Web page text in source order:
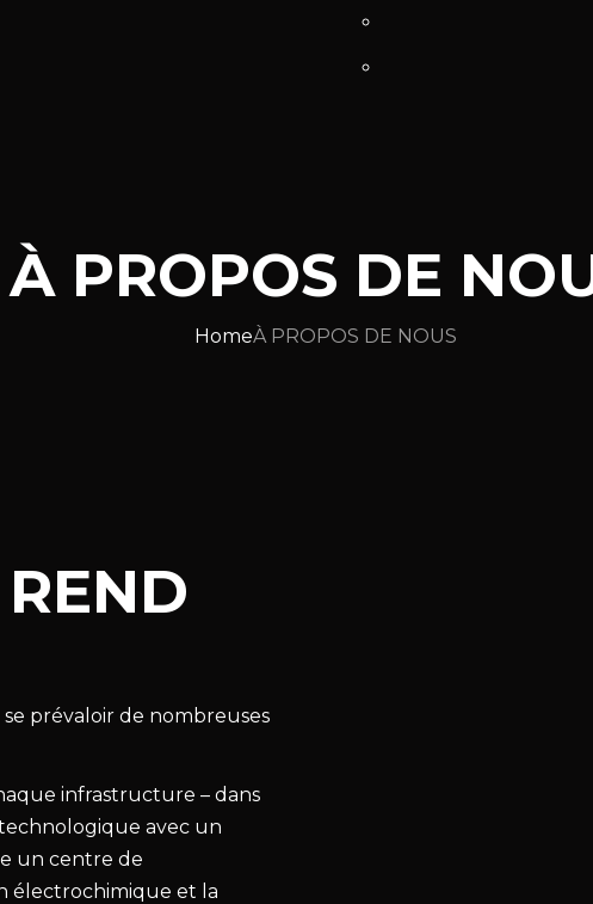
À PROPOS DE
HomeÀ PROPOS DE NOUS
prévaloir de nombreuses
infrastructure – dans
avec un
un centre de
électrochimique et la